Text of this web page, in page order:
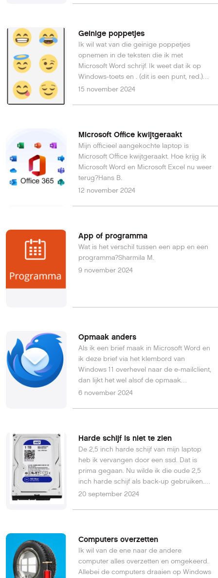
Geinige poppetjes
Ik wil wat van die geinige poppetjes
opnemen in de teksten die ik met
Microsoft Word schrijf. Ik weet dat ik op
Windows-toets en . (dit is een punt, red.)
kan drukken, maar dan gebeurt er toch
Cor B.
15 november 2024
Microsoft Office kwijtgeraakt
Mijn officieel aangekochte laptop is
Microsoft Office kwijtgeraakt. Hoe krijg ik
Microsoft Word en Microsoft Excel nu weer
terug?Hans B.
12 november 2024
App of programma
Wat is het verschil tussen een app en een
programma?Sharmila M.
9 november 2024
Opmaak anders
Als ik een brief maak in Microsoft Word en
ik deze brief via het klembord van
Windows 11 overhevel naar de e-mailclient,
dan lijkt het wel alsof de opmaak
verandert. Wat is hier aan de hand?
6 november 2024
Harde schijf is niet te zien
De 2,5 inch harde schijf van mijn laptop
heb ik vervangen door een ssd. Dat is
prima gegaan. Nu wilde ik die oude 2,5
inch harde schijf als back-up gebruiken.
In een externe behuizing geplaatst, ziet de
20 september 2024
Computers overzetten
Ik wil van de ene naar de andere
computer alles overzetten en omgekeerd.
Allebei de computers draaien op Windows